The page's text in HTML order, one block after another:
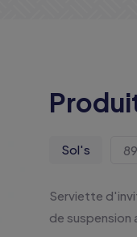
Sol's
Serviette
de suspension